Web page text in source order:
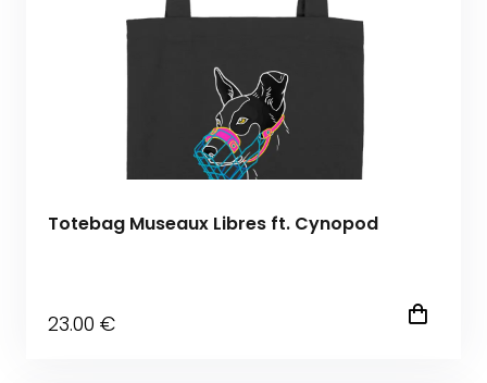
Totebag Museaux Libres ft. Cynopod
23.00 €